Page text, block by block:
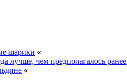
шарики «
лучше, чем предполагалось ранее
«